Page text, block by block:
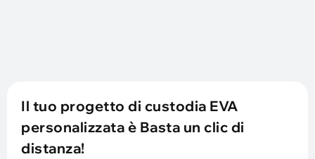
Il tuo progetto di custodia EVA
personalizzata è Basta un clic di
distanza!